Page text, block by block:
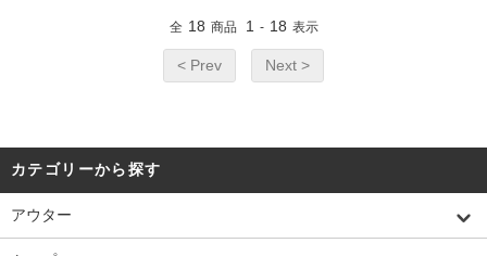
全 18 商品 1 - 18 表示
< Prev Next >
カテゴリーから探す
アウター